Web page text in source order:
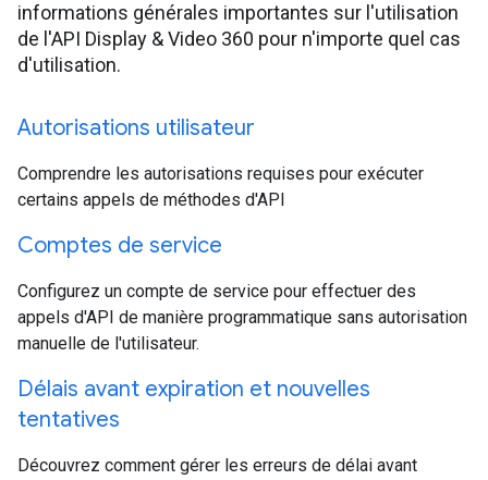
informations générales importantes sur l'utilisation
de l'API Display & Video 360 pour n'importe quel cas
d'utilisation.
Autorisations utilisateur
Comprendre les autorisations requises pour exécuter
certains appels de méthodes d'API
Comptes de service
Configurez un compte de service pour effectuer des
appels d'API de manière programmatique sans autorisation
manuelle de l'utilisateur.
Délais avant expiration et nouvelles
tentatives
Découvrez comment gérer les erreurs de délai avant